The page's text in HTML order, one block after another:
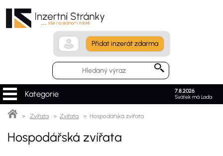
Přidat inzerát zdarma
7.8.2026.
Svátek má Lada.
Kategorie
> Zvířata > Zvířata > Hospodářská zvířata
Hospodářská zvířata